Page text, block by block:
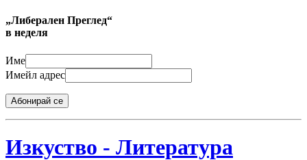
„Либерален Преглед“
в неделя
Име
Имейл адрес
Абонирай се
Изкуство - Литература